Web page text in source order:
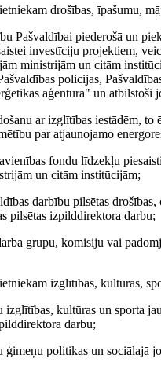
drošības, īpašumu,
Pašvaldībai piederošā un
investīciju projektiem,
ministrijām un citām
policijas,
aģentūra" un
ar izglītības iestādēm,
par atjaunojamo
fondu līdzekļu
un citām institūcijām;
darbību pilsētas
pilsētas izpilddirektora darbu;
grupu, komisiju vai
izglītības, kultūras,
kultūras un sporta
darbu;
ģimeņu politikas un sociālajā